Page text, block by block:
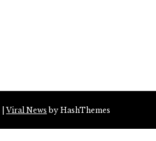
|Viral News by HashThemes